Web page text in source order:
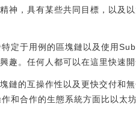
神，具有某些共同目標，以及
定于用例的區塊鏈以及使用
趣。任何人都可以在這里快速
鏈的互操作性以及更快交付和
和合作的生態系統方面比以太